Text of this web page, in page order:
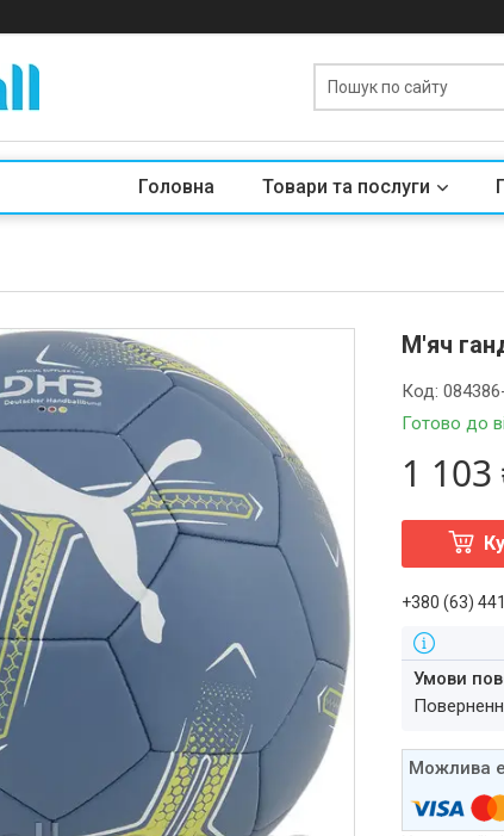
Головна Товари та послуги
М'яч
Готово до
Код:
1 103
+380 (63)